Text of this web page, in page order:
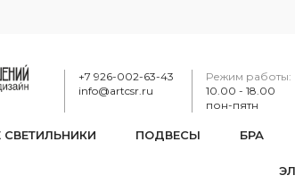
+7 926-002-63-43
info@artcsr.ru
Режим работы:
10.00 - 18.00
пон-пятн
ПОДВЕСЫ БРА